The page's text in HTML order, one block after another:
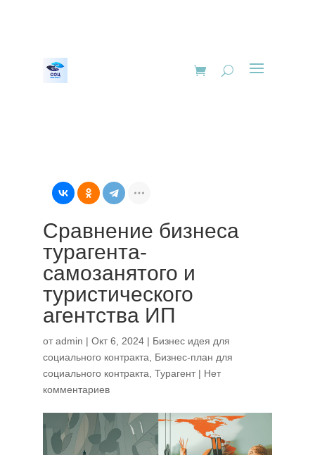
Сравнение бизнеса
турагента-
самозанятого и
туристического
агентства ИП
отadmin | Окт 6, 2024| Бизнес идея для
социального контракта
Бизнес-план для
социального контракта Турагент| Нет
комментариев